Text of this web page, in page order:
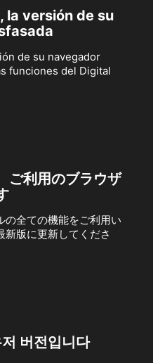
la versión de su
de su navegador
funciones del Digital
ご利用のブラウザ
の全ての機能をご利用い
新版に更新してくださ
버전입니다